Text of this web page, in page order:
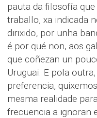
pauta da filosofía
traballo, xa indicada
dirixido, por unha
é por qué non, aos
que coñezan un
Uruguai. E pola
preferencia,
mesma realidade
frecuencia a ignoran